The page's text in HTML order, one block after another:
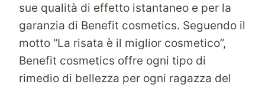
sue qualità di effetto istantaneo e per la
garanzia di Benefit cosmetics. Seguendo il
motto “La risata è il miglior cosmetico”,
Benefit cosmetics offre ogni tipo di
rimedio di bellezza per ogni ragazza del